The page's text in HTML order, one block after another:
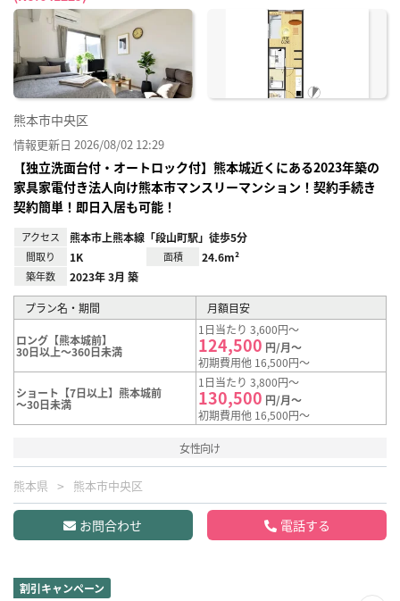
に入
熊本市中央区
情報更新日 2026/08/02 12:29
【独立洗面台付・オートロック付】熊本城近くにある2023年築の
家具家電付き法人向け熊本市マンスリーマンション！契約手続き
契約簡単！即日入居も可能！
アクセス 熊本市上熊本線「段山町駅」徒歩5分
間取り 1K 面積 24.6m²
築年数 2023年 3月 築
プラン名・期間 月額目安
ロング【熊本城前】
30日以上～360日未満
1日当たり 3,600円～
124,500 円/月～
初期費用他 16,500円～
ショート【7日以上】熊本城前
～30日未満
1日当たり 3,800円～
130,500 円/月～
初期費用他 16,500円～
女性向け
熊本県 熊本市中央区
お問合わせ 電話する
割引キャンペーン